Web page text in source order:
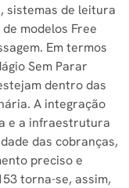
sistemas de leitura
modelos Free
Em termos
Sem Parar
dentro das
A integração
e a infraestrutura
das cobranças,
preciso e
torna-se, assim,